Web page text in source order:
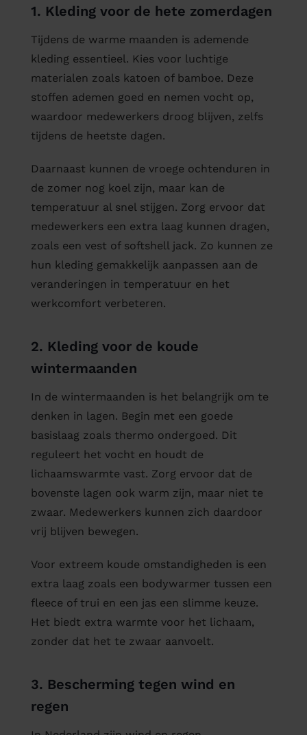
1. Kleding voor de hete zomerdagen
Tijdens de warme maanden is ademende
kleding essentieel. Kies voor luchtige
materialen zoals katoen of bamboe. Deze
stoffen ademen goed en nemen vocht op,
waardoor medewerkers droog blijven, zelfs
tijdens de heetste dagen.
Daarnaast kunnen de vroege ochtenduren in
de zomer nog koel zijn, maar kan de
temperatuur al snel stijgen. Zorg ervoor dat
medewerkers een extra laag kunnen dragen,
zoals een vest of softshell jack. Zo kunnen ze
hun kleding gemakkelijk aanpassen aan de
veranderingen in temperatuur en het
werkcomfort verbeteren.
2. Kleding voor de koude
wintermaanden
In de wintermaanden is het belangrijk om te
denken in lagen. Begin met een goede
basislaag zoals thermo ondergoed. Dit
reguleert het vocht en houdt de
lichaamswarmte vast. Zorg ervoor dat de
bovenste lagen ook warm zijn, maar niet te
zwaar. Medewerkers kunnen zich daardoor
vrij blijven bewegen.
Voor extreem koude omstandigheden is een
extra laag zoals een bodywarmer tussen een
fleece of trui en een jas een slimme keuze.
Het biedt extra warmte voor het lichaam,
zonder dat het te zwaar aanvoelt.
3. Bescherming tegen wind en
regen